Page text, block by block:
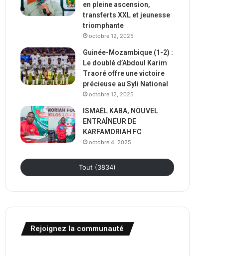
en pleine ascension,
transferts XXL et jeunesse
triomphante
octobre 12, 2025
Guinée-Mozambique (1-2) :
Le doublé d’Abdoul Karim
Traoré offre une victoire
précieuse au Syli National
octobre 12, 2025
ISMAËL KABA, NOUVEL
ENTRAÎNEUR DE
KARFAMORIAH FC
octobre 4, 2025
Tout (3834)
Rejoignez la communauté